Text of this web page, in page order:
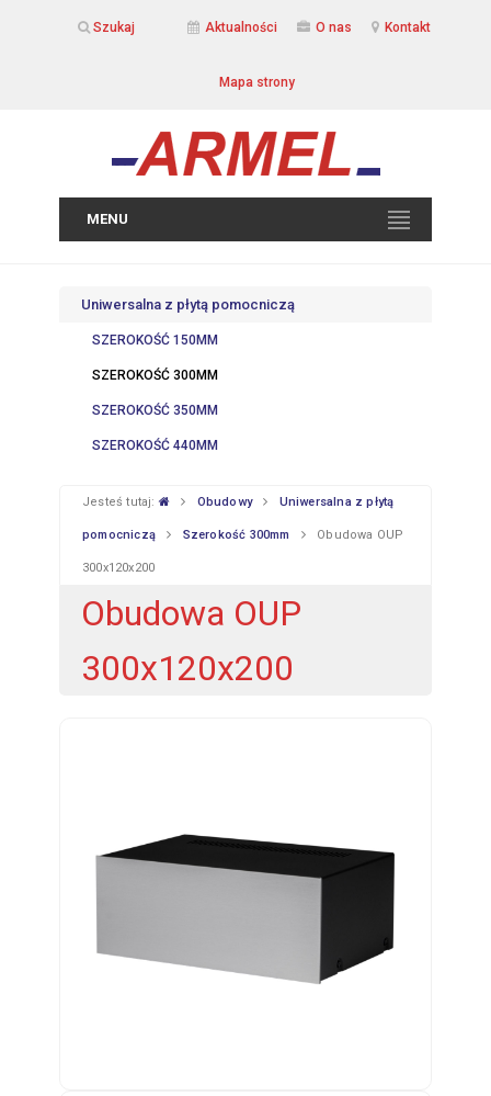
Szukaj Aktualności O nas Kontakt
Mapa strony
MENU
Uniwersalna z płytą pomocniczą
SZEROKOŚĆ 150MM
SZEROKOŚĆ 300MM
SZEROKOŚĆ 350MM
SZEROKOŚĆ 440MM
Jesteś tutaj: Obudowy Uniwersalna z płytą
pomocniczą Szerokość 300mm Obudowa OUP
300x120x200
Obudowa OUP
300x120x200